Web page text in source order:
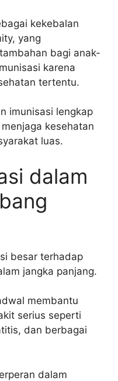
kekebalan
yang
bagi anak-
karena
tertentu.
imunisasi lengkap
kesehatan
luas.
dalam
besar terhadap
jangka panjang.
membantu
serius seperti
dan berbagai
dalam